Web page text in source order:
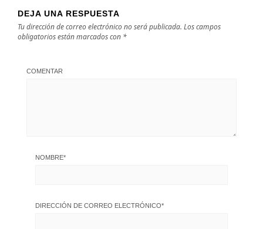
DEJA UNA RESPUESTA
Tu dirección de correo electrónico no será publicada. Los campos
obligatorios están marcados con *
COMENTAR
NOMBRE*
DIRECCIÓN DE CORREO ELECTRÓNICO*